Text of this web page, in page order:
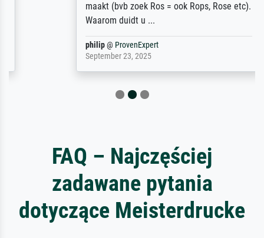
maakt (bvb zoek Ros = ook Rops, Rose etc).
Waarom duidt u ...
ProvenExpert
September 23, 2025
FAQ – Najczęściej
zadawane pytania
dotyczące Meisterdrucke